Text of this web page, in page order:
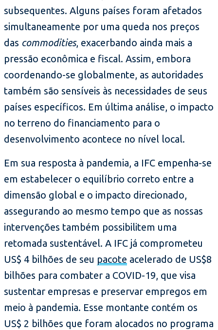
subsequentes. Alguns países foram afetados
simultaneamente por uma queda nos preços
das commodities, exacerbando ainda mais a
pressão econômica e fiscal. Assim, embora
coordenando-se globalmente, as autoridades
também são sensíveis às necessidades de seus
países específicos. Em última análise, o impacto
no terreno do financiamento para o
desenvolvimento acontece no nível local.
Em sua resposta à pandemia, a IFC empenha-se
em estabelecer o equilíbrio correto entre a
dimensão global e o impacto direcionado,
assegurando ao mesmo tempo que as nossas
intervenções também possibilitem uma
retomada sustentável. A IFC já comprometeu
US$ 4 bilhões de seu pacote acelerado de US$8
bilhões para combater a COVID-19, que visa
sustentar empresas e preservar empregos em
meio à pandemia. Esse montante contém os
US$ 2 bilhões que foram alocados no programa